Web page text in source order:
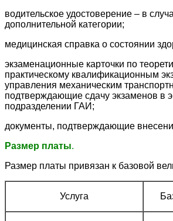
водительское удостоверение – в
дополнительной категории;
медицинская справка о состоянии
экзаменационные карточки по
практическому квалификационным
управления механическим
подтверждающие сдачу экзаменов в
подразделении ГАИ;
документы, подтверждающие
Размер платы.
Размер платы привязан к базовой
Услуга